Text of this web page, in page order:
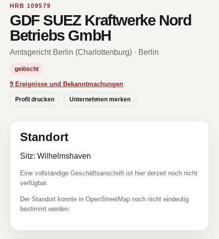
HRB 109579
GDF SUEZ Kraftwerke Nord
Betriebs GmbH
Amtsgericht Berlin (Charlottenburg) · Berlin
gelöscht
9 Ereignisse und Bekanntmachungen
Profil drucken Unternehmen merken
Standort
Sitz: Wilhelmshaven
Eine vollständige Geschäftsanschrift ist hier derzeit noch nicht
verfügbar.
Der Standort konnte in OpenStreetMap noch nicht eindeutig
bestimmt werden.